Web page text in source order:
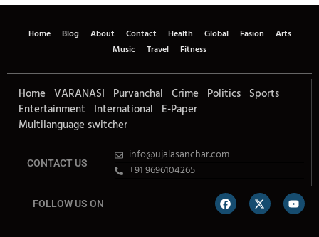
Home Blog About Contact Health Global Fasion
Arts
Music
Travel Fitness
Home VARANASI Purvanchal Crime Politics Sports
Entertainment International E-Paper
Multilanguage switcher
CONTACT US
info@ujalasanchar.com
+91 9696104265
FOLLOW US ON